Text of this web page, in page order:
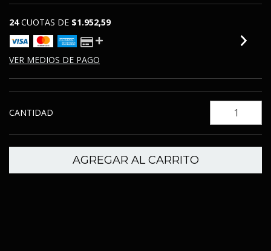
24 CUOTAS DE $1.952,59
VER MEDIOS DE PAGO
CANTIDAD